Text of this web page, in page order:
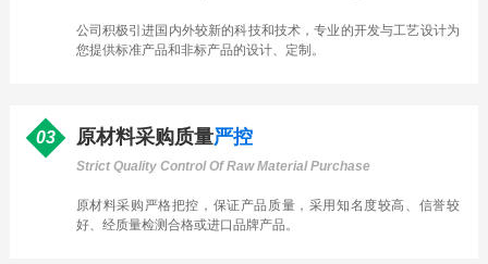
公司积极引进国内外较新的科技和技术，专业的开发与工艺设计为
您提供标准产品和非标产品的设计、定制。
03 原材料采购质量严控
Strict Quality Control Of Raw Material Purchase
原材料采购严格把控，保证产品质量，采用知名度较高、信誉较
好、经质量检测合格或进口品牌产品。